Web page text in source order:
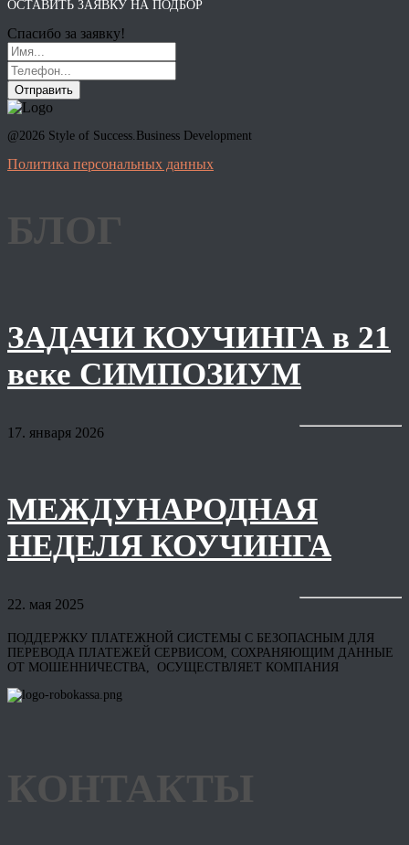
ОСТАВИТЬ ЗАЯВКУ НА ПОДБОР
Спасибо за заявку!
Отправить
@2026 Style of Success.Business Development
Политика персональных данных
БЛОГ
ЗАДАЧИ КОУЧИНГА в 21
веке СИМПОЗИУМ
17. января 2026
МЕЖДУНАРОДНАЯ
НЕДЕЛЯ КОУЧИНГА
22. мая 2025
ПОДДЕРЖКУ ПЛАТЕЖНОЙ СИСТЕМЫ С БЕЗОПАСНЫМ ДЛЯ
ПЕРЕВОДА ПЛАТЕЖЕЙ СЕРВИСОМ, СОХРАНЯЮЩИМ ДАННЫЕ
ОТ МОШЕННИЧЕСТВА, ОСУЩЕСТВЛЯЕТ КОМПАНИЯ
КОНТАКТЫ